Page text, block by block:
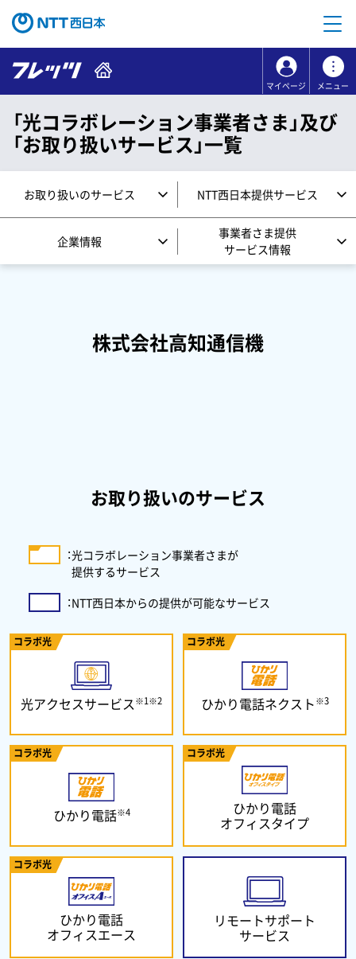
コンテンツのリンクナビゲーションへ移動
マイページ メニュー
「光コラボレーション事業者さま」及び
「お取り扱いサービス」一覧
お取り扱いのサービス NTT西日本提供サービス
企業情報
事業者さま提供
サービス情報
株式会社高知通信機
お取り扱いのサービス
：光コラボレーション事業者さまが
提供するサービス
：NTT西日本からの提供が可能なサービス
コラボ光
光アクセスサービス※1※2
コラボ光
ひかり電話ネクスト※3
コラボ光
ひかり電話※4
コラボ光
ひかり電話
オフィスタイプ
コラボ光
ひかり電話
オフィスエース
リモートサポート
サービス